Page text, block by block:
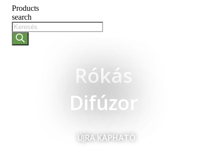
Products
search
Rókás
Difúzor
ÚJRA KAPHATÓ